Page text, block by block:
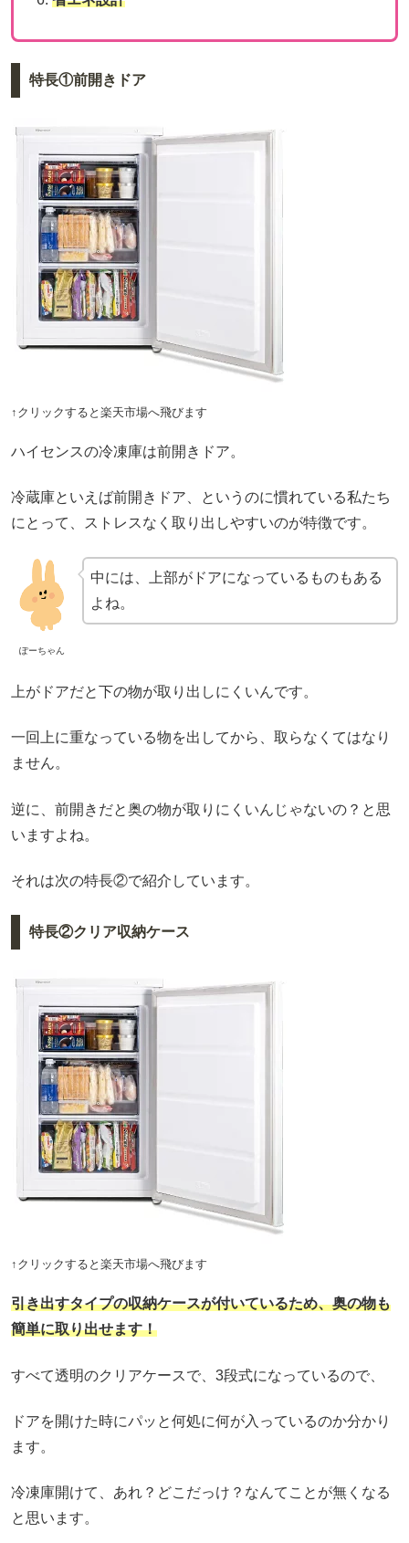
特長①前開きドア
↑クリックすると楽天市場へ飛びます
ハイセンスの冷凍庫は前開きドア。
冷蔵庫といえば前開きドア、というのに慣れている私たち
にとって、ストレスなく取り出しやすいのが特徴です。
ぽーちゃん
中には、上部がドアになっているものもある
よね。
上がドアだと下の物が取り出しにくいんです。
一回上に重なっている物を出してから、取らなくてはなり
ません。
逆に、前開きだと奥の物が取りにくいんじゃないの？と思
いますよね。
それは次の特長②で紹介しています。
特長②クリア収納ケース
↑クリックすると楽天市場へ飛びます
引き出すタイプの収納ケースが付いているため、奥の物も
簡単に取り出せます！
すべて透明のクリアケースで、3段式になっているので、
ドアを開けた時にパッと何処に何が入っているのか分かり
ます。
冷凍庫開けて、あれ？どこだっけ？なんてことが無くなる
と思います。